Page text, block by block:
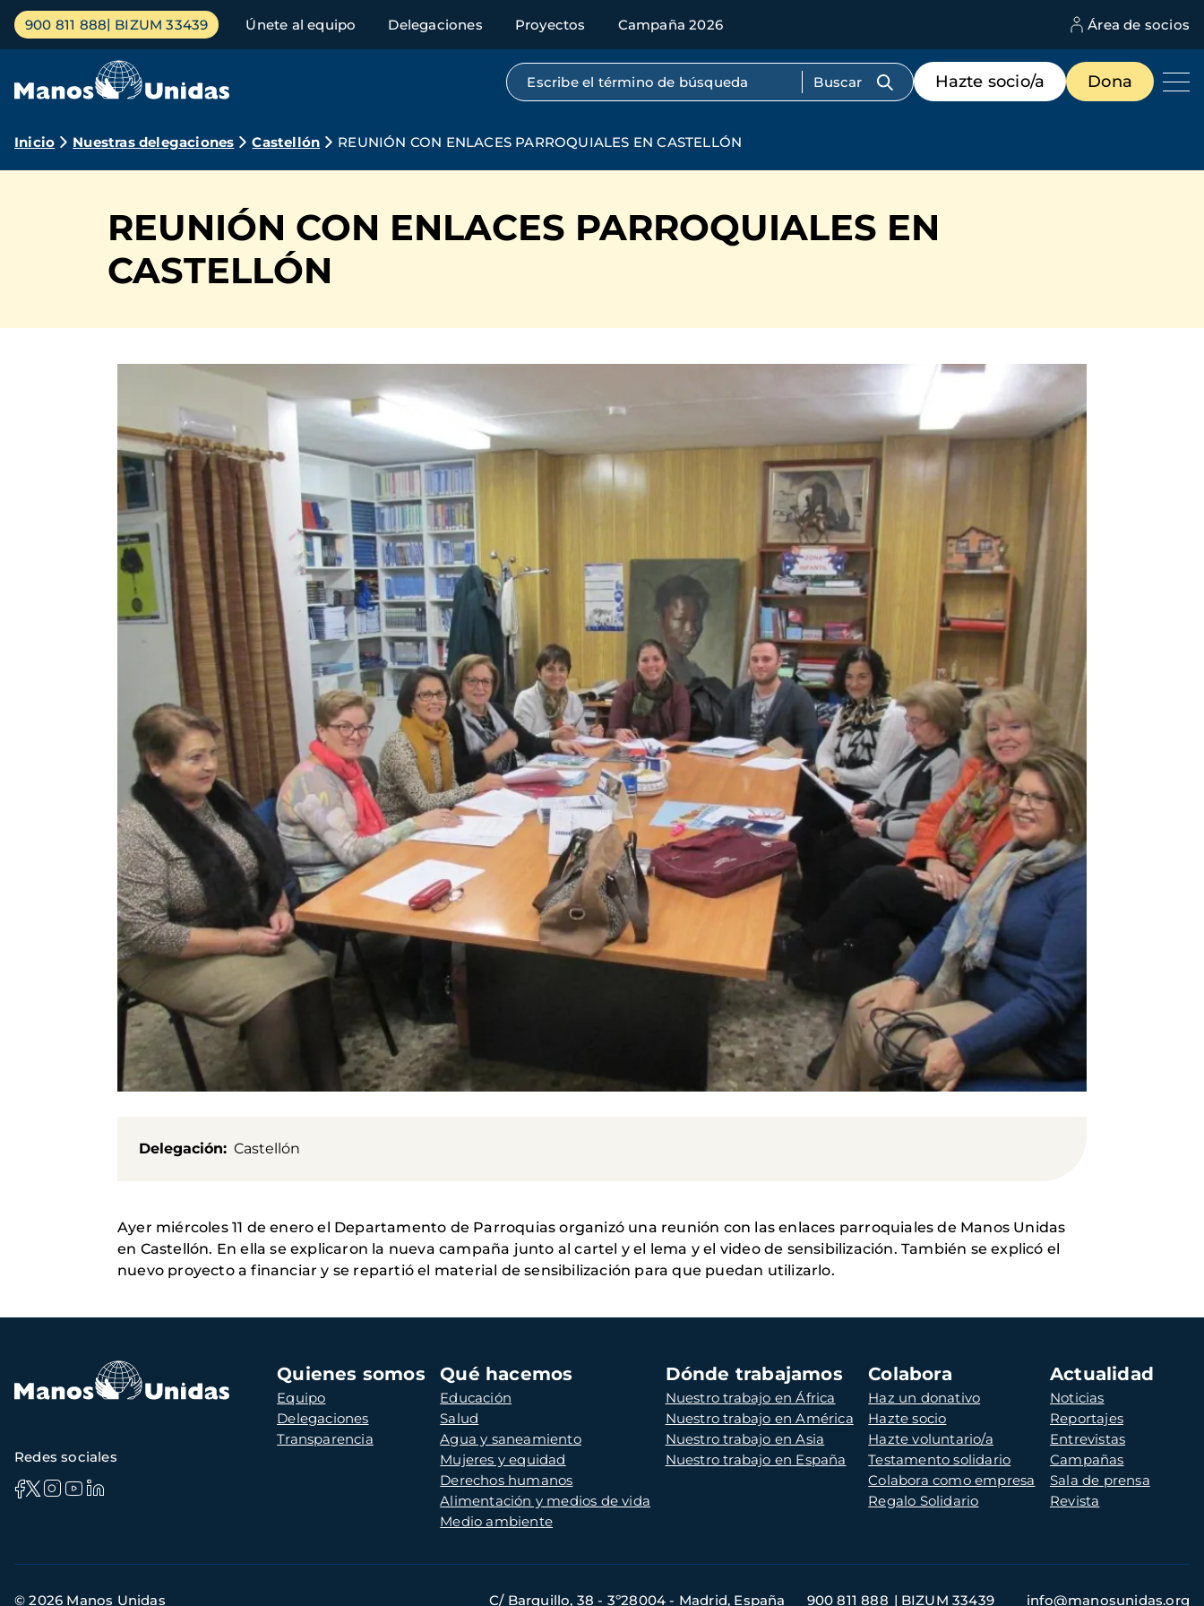
Pasar
contenido
Menú
principal
900 811 888 BIZUM 33439 Únete al equipo Delegaciones Proyectos Campaña 2026 Área de socios
Búsqueda por texto completo
Menú
de
destacados
Hazte socio/a Dona
Ruta
navegación
Inicio Nuestras delegaciones Castellón REUNIÓN CON ENLACES PARROQUIALES EN CASTELLÓN
REUNIÓN CON ENLACES PARROQUIALES EN
CASTELLÓN
Delegación Castellón
Ayer miércoles 11 de enero el Departamento de Parroquias organizó una reunión con las enlaces parroquiales de Manos Unidas
en Castellón. En ella se explicaron la nueva campaña junto al cartel y el lema y el video de sensibilización. También se explicó el
nuevo proyecto a financiar y se repartió el material de sensibilización para que puedan utilizarlo.
Navegación
principal
Quienes somos
Equipo
Delegaciones
Transparencia
Qué hacemos
Educación
Salud
Agua y saneamiento
Mujeres y equidad
Derechos humanos
Alimentación y medios de vida
Medio ambiente
Dónde trabajamos
Nuestro trabajo en África
Nuestro trabajo en América
Nuestro trabajo en Asia
Nuestro trabajo en España
Colabora
Haz un donativo
Hazte socio
Hazte voluntario/a
Testamento solidario
Colabora como empresa
Regalo Solidario
Actualidad
Noticias
Reportajes
Entrevistas
Campañas
Sala de prensa
Revista
Redes sociales
de
© 2026 Manos Unidas C/ Barquillo, 38 - 3º28004 - Madrid, España 900 811 888 BIZUM 33439 info@manosunidas.org